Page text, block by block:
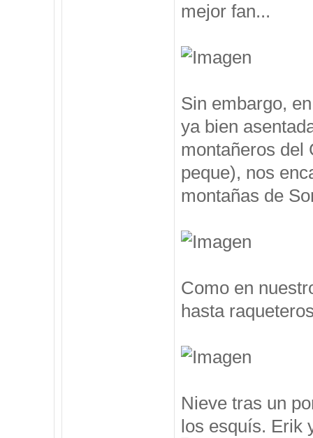
mejor fan...
Sin embargo,
ya bien
montañeros del
peque), nos
montañas de
Como en
hasta
Nieve tras un
los esquís. Erik